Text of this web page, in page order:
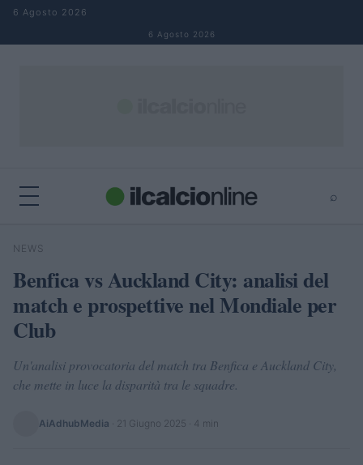
Salta al contenuto
6 Agosto 2026
6 Agosto 2026
⌕
Cerca
NEWS
Benfica vs Auckland City: analisi del
match e prospettive nel Mondiale per
Club
Un'analisi provocatoria del match tra Benfica e Auckland City,
che mette in luce la disparità tra le squadre.
AiAdhubMedia 21 Giugno 2025 · 4 min